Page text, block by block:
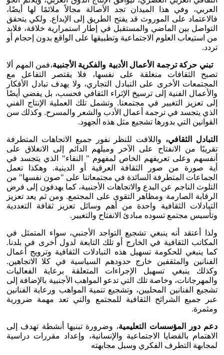
العربي، وفي هذا الميدان تجد الأصالة مجالاً ملائمًا لها أيضًا،
فالاعتماد على الموروث قد يفتح الطريق إلى الإبداع. ولكي يتحقق
التواصل بين الماضي والمستقبل في إطار استمرارية خلاقة، فلابد
من استيعاب العلوم الاجتماعية وتطبيقها على الواقع بدون إحجام أو
تردد.
تبني حركة ترجمة الأعمال الأدبية والفكرية الأجنبية،فمن المهم ألا
تصبح الثقافات منغلقة على نفسها، فلا يقتصر التفاعل مع
المجتمعات الأخرى على التبادل التجاري، ولا يهدف تبادل الأفكار
والأعمال الفنية إلى ترسيخ الإثراء الثقافي فحسب، بل يفضي أيضًا
إلى تعزيز التغيير في مجتمعنا. وتشمل تلك العملية الإنتاج الفني
الذي يتجسد في ترجمة أعمال الأدب والشعر والمسرح. وكذلك سن
القوانين التي بدورها تشجيع مثل هذه الجهود.
التبادل الثقافي، واللافت للنظر نفور جميع الاتجاهات المتطرفة
تقريبًا من الانفتاح على الآخر وميلهم الدائم إلى الانغلاق على
أنفسهم وعلى تعريفهم الخاص لمفهوم " النقاء" الذي يتجسد في
أية صورة من صور الثقافة العرقية أو الدينية. وهكذا تعمل
الجماعات المتطرفة السائدة في مجتمعاتنا على "صون نفسها" من
التلوث الناجم عن البدع والاتجاهات الأجنبية، كما يهدفون إلى فرض
الرقابة الصارمة ومظاهر التقوى على المجتمع. ومن ثم يعد تعزيز
التبادلات الثقافية واحدة من أهم وسائل تعزيز ثقافة التعددية
وتأسيس مجتمع تسوده مبادئ الانفتاح والتغيير.
ولذا أعتقد أنه ينبغي تشجيع التواجد الأجنبي، سواء المتمثل في
المكاتب الثقافية في الخارج أو تلك التابعة لدول أخرى في بلدنا.
كما ينبغي للحكومة تسهيل هذه التبادلات الثقافية وترويج أعمال
الفنانين والمثقفين خارج حدودهم السياسية في كلا الاتجاهين.
وكذلك ينبغي تسهيل الإجراءات المتعلقة برعاية الفعاليات
والمهرجانات، وخاصة تلك التي تدعو المواهب الأجنبية بالإضافة إلى
تشجيع الفنانين المحليين، وتشجيع تنمية المواهب ورعاية الفنانين
عبر جميع الشرائح الثقافية للمجتمع والتي تعد مهمة ضرورية
ومثمرة.
دعم دور المؤسسات التعليمية، وضرورة تبنيها أنشطة تهدف إلى
الاهتمام بالقضايا الاجتماعية والإنسانية، وإعداد مقررات دراسية
لمجابهة التطرف الفكري وسبل مجابهته